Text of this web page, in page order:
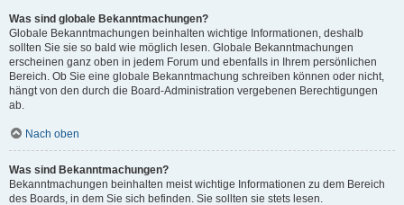
Was sind globale Bekanntmachungen?
Globale Bekanntmachungen beinhalten wichtige Informationen, deshalb
sollten Sie sie so bald wie möglich lesen. Globale Bekanntmachungen
erscheinen ganz oben in jedem Forum und ebenfalls in Ihrem persönlichen
Bereich. Ob Sie eine globale Bekanntmachung schreiben können oder nicht,
hängt von den durch die Board-Administration vergebenen Berechtigungen
ab.
Nach oben
Was sind Bekanntmachungen?
Bekanntmachungen beinhalten meist wichtige Informationen zu dem Bereich
des Boards, in dem Sie sich befinden. Sie sollten sie stets lesen.